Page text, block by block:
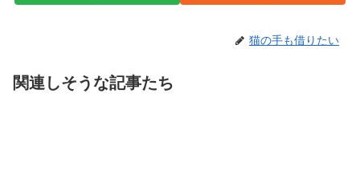
猫の手も借りたい
関連しそうな記事たち